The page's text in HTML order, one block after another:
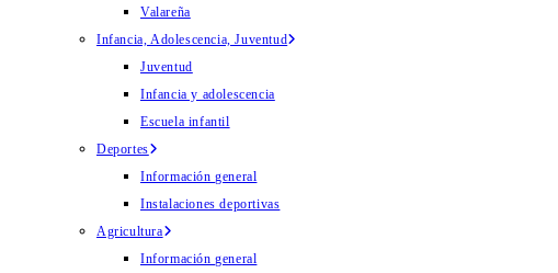
Valareña
Infancia, Adolescencia, Juventud
Juventud
Infancia y adolescencia
Escuela infantil
Deportes
Información general
Instalaciones deportivas
Agricultura
Información general